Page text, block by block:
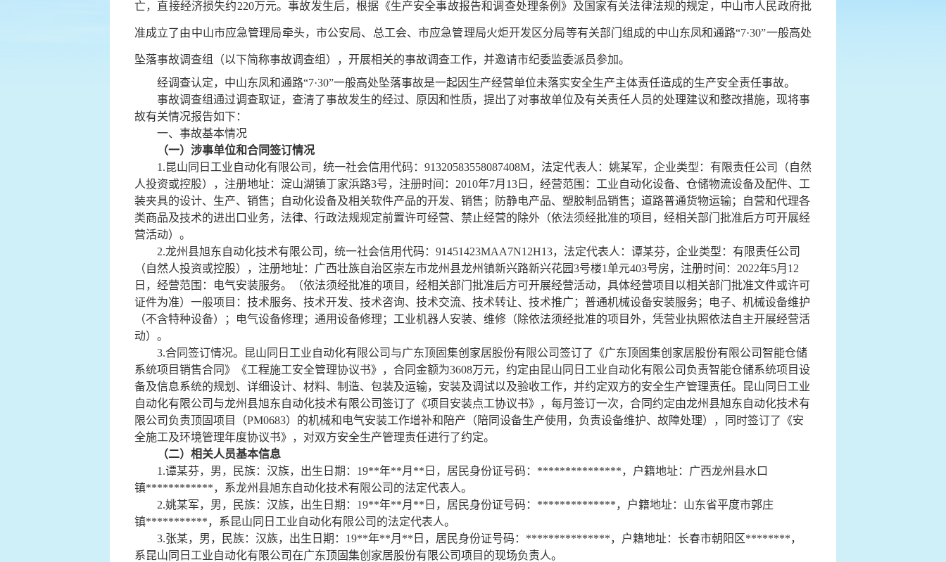
亡，直接经济损失约220万元。事故发生后，根据《生产安全事故报告和调查处理条例》及国家有关法律法规的规定，中山市人民政府批
准成立了由中山市应急管理局牵头，市公安局、总工会、市应急管理局火炬开发区分局等有关部门组成的中山东凤和通路“7·30”一般高处
坠落事故调查组
（以下简称事故调查组），开展相关的事故调查工作，并邀请市纪委监委派员参加。
经调查认定， 中山东凤和通路“7·30”一般高处坠落事故是一起因生产经营单位未落实安全生产主体责任造成的生产安全责任事故。
事故调查组通过调查取证，查清了事故发生的经过、原因和性质，提出了对事故单位及有关责任人员的处理建议和整改措施，现将事
故有关情况报告如下：
一、事故基本情况
（一） 涉事单位和合同签订情况
1.昆山同日工业自动化有限公司，统一社会信用代码：91320583558087408M，法定代表人： 姚某军，企业类型：有限责任公司（自然
人投资或控股），注册地址：淀山湖镇丁家浜路3号，注册时间：2010年7月13日，经营范围：工业自动化设备、仓储物流设备及配件、工
装夹具的设计、生产、销售；自动化设备及相关软件产品的开发、销售；防静电产品、塑胶制品销售；道路普通货物运输；自营和代理各
类商品及技术的进出口业务，法律、行政法规规定前置许可经营、禁止经营的除外（依法须经批准的项目，经相关部门批准后方可开展经
营活动）。
2.龙州县旭东自动化技术有限公司，统一社会信用代码：91451423MAA7N12H13，法定代表人： 谭某芬，企业类型：有限责任公司
（自然人投资或控股），注册地址：广西壮族自治区崇左市龙州县龙州镇新兴路新兴花园3号楼1单元403号房，注册时间：2022年5月12
日，经营范围：电气安装服务。（依法须经批准的项目，经相关部门批准后方可开展经营活动，具体经营项目以相关部门批准文件或许可
证件为准）一般项目：技术服务、技术开发、技术咨询、技术交流、技术转让、技术推广；普通机械设备安装服务；电子、机械设备维护
（不含特种设备）；电气设备修理；通用设备修理；工业机器人安装、维修（除依法须经批准的项目外，凭营业执照依法自主开展经营活
动）。
3.合同签订情况。昆山同日工业自动化有限公司与广东顶固集创家居股份有限公司签订了《广东顶固集创家居股份有限公司智能仓储
系统项目销售合同》《工程施工安全管理协议书》，合同金额为3608万元，约定由昆山同日工业自动化有限公司负责智能仓储系统项目设
备及信息系统的规划、详细设计、材料、制造、包装及运输，安装及调试以及验收工作，并约定双方的安全生产管理责任。昆山同日工业
自动化有限公司与龙州县旭东自动化技术有限公司签订了《项目安装点工协议书》，每月签订一次，合同约定由龙州县旭东自动化技术有
限公司负责顶固项目（PM0683）的机械和电气安装工作增补和陪产（陪同设备生产使用，负责设备维护、故障处理），同时签订了《安
全施工及环境管理年度协议书》，对双方安全生产管理责任进行了约定。
（二） 相关人员基本信息
1.谭某芬，男，民族：汉族，出生日期：19**年**月 ** 日，居民身份证号码： ***************，户籍地址：广西龙州县水口
镇************，系龙州县旭东自动化技术有限公司的法定代表人。
2.姚某军，男，民族：汉族，出生日期：19**年**月 ** 日，居民身份证号码： **************，户籍地址：山东省平度市郭庄
镇***********，系昆山同日工业自动化有限公司的法定代表人。
3.张某，男，民族：汉族，出生日期：19**年**月 ** 日，居民身份证号码： ***************，户籍地址：长春市朝阳区********，
系昆山同日工业自动化有限公司在广东顶固集创家居股份有限公司项目的现场负责人。